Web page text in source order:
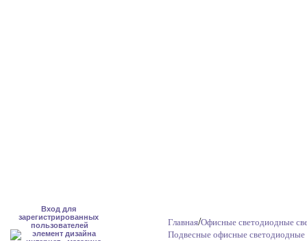
Вход для
зарегистрированных
пользователей
Главная/Офисные светодиодные
Подвесные офисные